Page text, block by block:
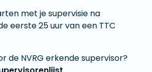
met je supervisie na
eerste 25 uur van een TTC
de NVRG erkende supervisor?